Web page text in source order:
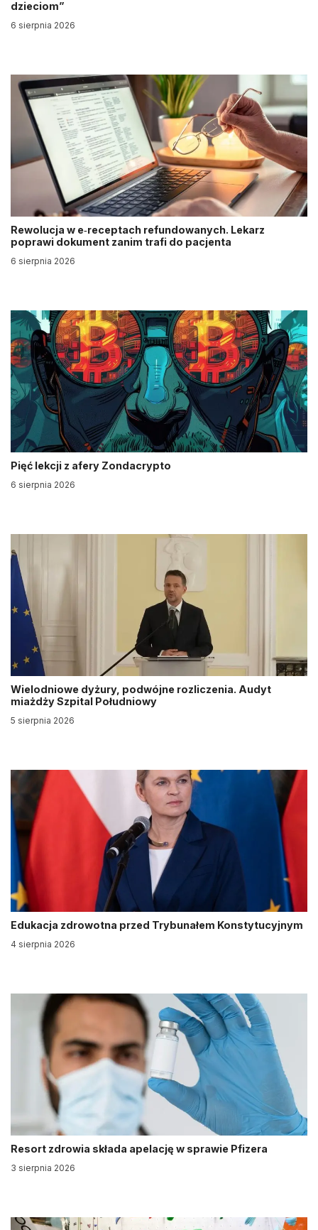
dzieciom”
6 sierpnia 2026
Rewolucja w e‑receptach refundowanych. Lekarz
poprawi dokument zanim trafi do pacjenta
6 sierpnia 2026
Pięć lekcji z afery Zondacrypto
6 sierpnia 2026
Wielodniowe dyżury, podwójne rozliczenia. Audyt
miażdży Szpital Południowy
5 sierpnia 2026
Edukacja zdrowotna przed Trybunałem Konstytucyjnym
4 sierpnia 2026
Resort zdrowia składa apelację w sprawie Pfizera
3 sierpnia 2026